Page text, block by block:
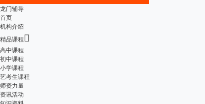
龙门辅导
首页
机构介绍
精品课程
高中课程
初中课程
小学课程
艺考生课程
师资力量
资讯活动